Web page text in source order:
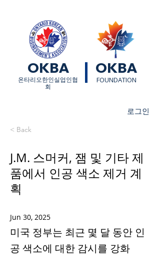
OKBA OKBA
​온타리오한인실업인협
회
FOUNDATION
로그인
< Back
J.M. 스머커, 잼 및 기타 제
품에서 인공 색소 제거 계
획
Jun 30, 2025
미국 정부는 최근 몇 달 동안 인
공 색소에 대한 감시를 강화